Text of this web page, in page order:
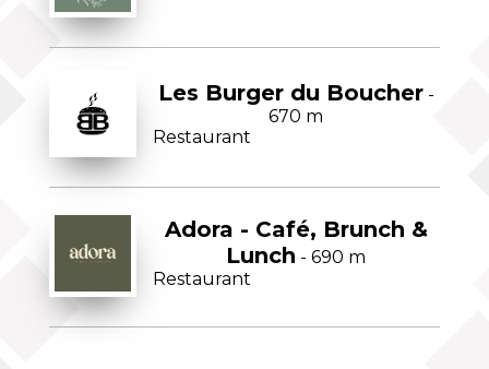
Les Burger du Boucher-
670 m
Restaurant
Adora - Café, Brunch &
Lunch - 690 m
Restaurant